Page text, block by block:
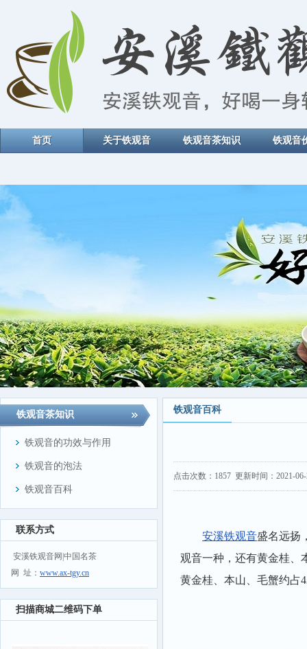
首页 关于铁观音 铁观音茶知识 铁观音
铁观音茶知识
铁观音的功效与作用
铁观音的泡法
铁观音百科
联系方式
安溪铁观音网|中国名茶
网 址： www.ax-tgy.cn
扫描商城二维码下单
铁观音百科
点击次数： 1857 更新时间：2021-
安溪铁观音盛名远扬
观音一种，还有黄金桂、
黄金桂、本山、毛蟹约占